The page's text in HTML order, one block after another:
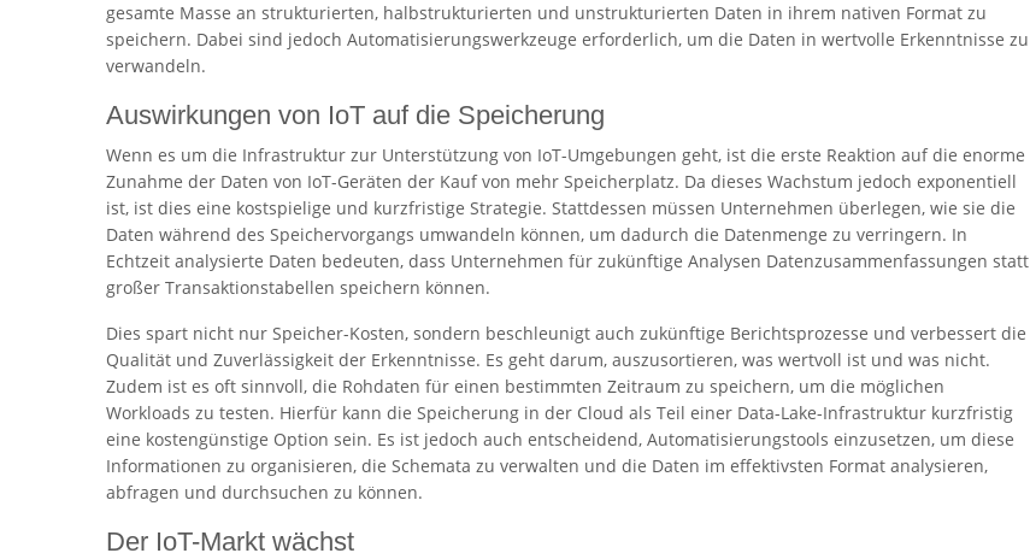
gesamte Masse an strukturierten, halbstrukturierten und unstrukturierten Daten in ihrem nativen Format zu
speichern. Dabei sind jedoch Automatisierungswerkzeuge erforderlich, um die Daten in wertvolle Erkenntnisse zu
verwandeln.
Auswirkungen von IoT auf die Speicherung
Wenn es um die Infrastruktur zur Unterstützung von IoT-Umgebungen geht, ist die erste Reaktion auf die enorme
Zunahme der Daten von IoT-Geräten der Kauf von mehr Speicherplatz. Da dieses Wachstum jedoch exponentiell
ist, ist dies eine kostspielige und kurzfristige Strategie. Stattdessen müssen Unternehmen überlegen, wie sie die
Daten während des Speichervorgangs umwandeln können, um dadurch die Datenmenge zu verringern. In
Echtzeit analysierte Daten bedeuten, dass Unternehmen für zukünftige Analysen Datenzusammenfassungen statt
großer Transaktionstabellen speichern können.
Dies spart nicht nur Speicher-Kosten, sondern beschleunigt auch zukünftige Berichtsprozesse und verbessert die
Qualität und Zuverlässigkeit der Erkenntnisse. Es geht darum, auszusortieren, was wertvoll ist und was nicht.
Zudem ist es oft sinnvoll, die Rohdaten für einen bestimmten Zeitraum zu speichern, um die möglichen
Workloads zu testen. Hierfür kann die Speicherung in der Cloud als Teil einer Data-Lake-Infrastruktur kurzfristig
eine kostengünstige Option sein. Es ist jedoch auch entscheidend, Automatisierungstools einzusetzen, um diese
Informationen zu organisieren, die Schemata zu verwalten und die Daten im effektivsten Format analysieren,
abfragen und durchsuchen zu können.
Der IoT-Markt wächst